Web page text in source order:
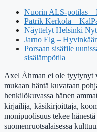
Nuorin ALS-potilas –
Patrik Kerkola –
Näyttelyt Helsinki Nyt
Jarno Elg –
Porsaan sisäfile
sisälämpötila
Axel Åhman ei ole tyytynyt
mukaan häntä kuvataan
henkilökuvassa hänen
kirjailija, käsikirjoittaja,
monipuolisuus tekee
suomenruotsalaisessa